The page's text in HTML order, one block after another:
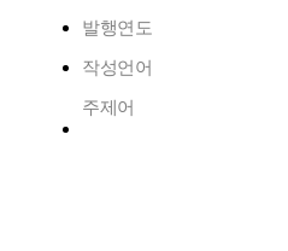
발행연도
작성언어
주제어